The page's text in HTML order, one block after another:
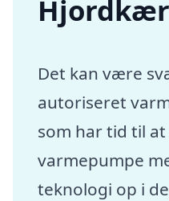
Hjordkær
Det kan være
autoriseret
som har tid til
varmepumpe
teknologi op i